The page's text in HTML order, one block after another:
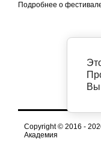
Подробнее о
Copyright © 2016 -
Академия
Вы